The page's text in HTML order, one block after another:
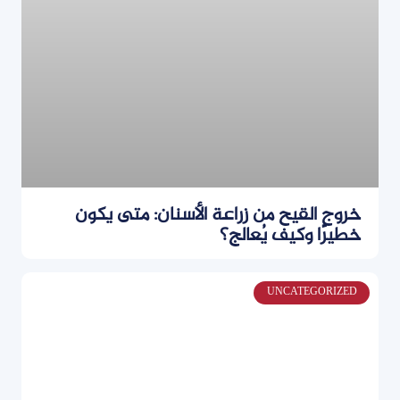
خروج القيح من زراعة الأسنان: متى يكون
خطيرًا وكيف يُعالج؟
UNCATEGORIZED